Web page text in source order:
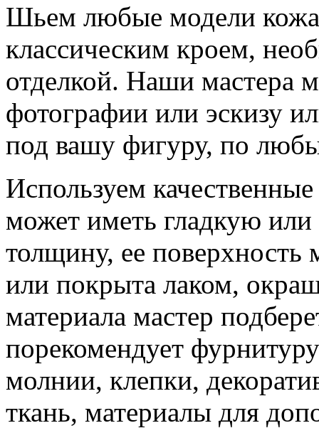
Шьем любые модели
классическим кроем,
отделкой. Наши мастера
фотографии или эскизу
под вашу фигуру, по
Используем
может иметь гладкую
толщину, ее поверхность
или покрыта лаком,
материала мастер
порекомендует
молнии, клепки,
ткань, материалы для